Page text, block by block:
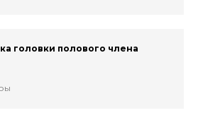
головки полового члена